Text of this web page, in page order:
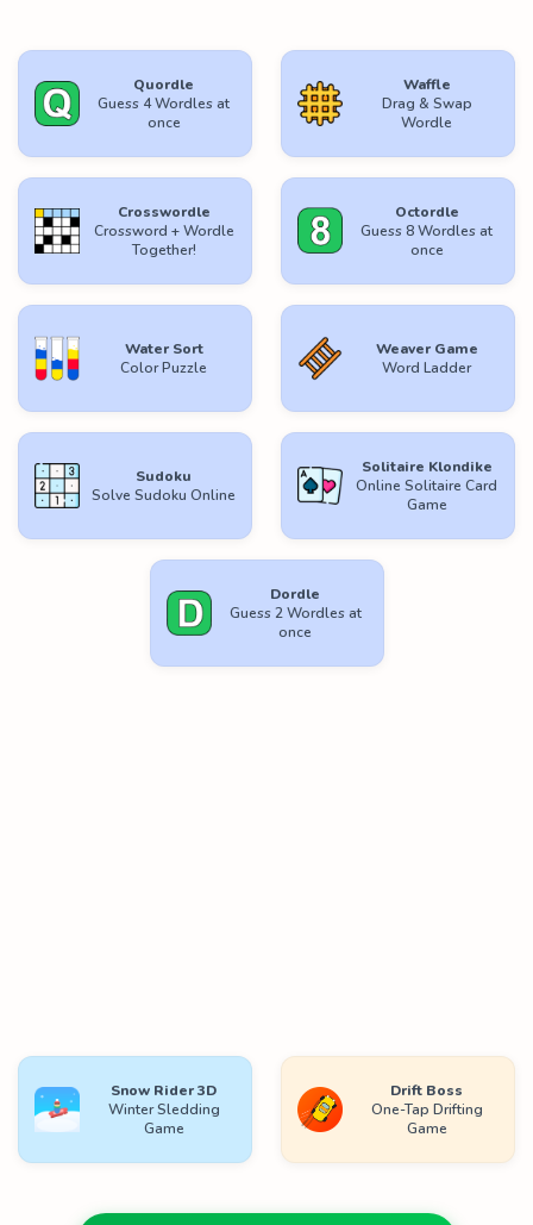
Quordle
Guess 4 Wordles at
once
Waffle
Drag & Swap
Wordle
Crosswordle
Crossword + Wordle
Together!
Octordle
Guess 8 Wordles at
once
Water Sort
Color Puzzle
Weaver Game
Word Ladder
Sudoku
Solve Sudoku Online
Solitaire Klondike
Online Solitaire Card
Game
Dordle
Guess 2 Wordles at
once
Snow Rider 3D
Winter Sledding
Game
Drift Boss
One-Tap Drifting
Game